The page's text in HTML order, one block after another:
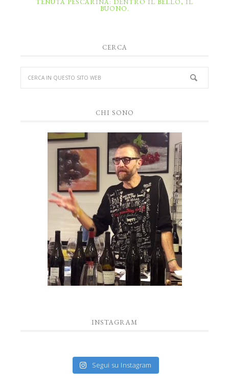
TENUTA PESCARINA: DENTRO IL BELLO, IL
BUONO.
CERCA
CHI SONO
INSTAGRAM
Segui su Instagram